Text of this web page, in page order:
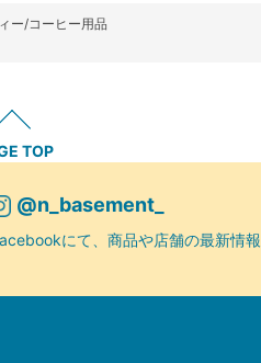
ー/コーヒー用品
TOP
@n_basement_
にて、商品や店舗の最新情報